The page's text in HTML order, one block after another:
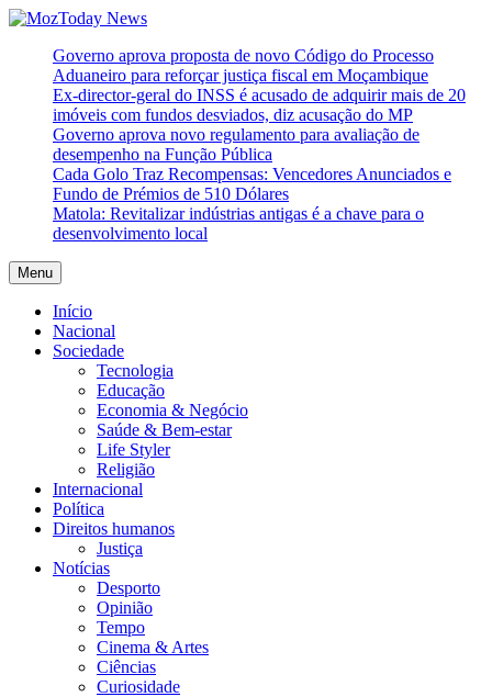
Skip
content
MozToday News
Onde a gente lê.
Governo aprova proposta de novo Código do Processo
Aduaneiro para reforçar justiça fiscal em Moçambique
Ex-director-geral do INSS é acusado de adquirir mais de 20
imóveis com fundos desviados, diz acusação do MP
Governo aprova novo regulamento para avaliação de
desempenho na Função Pública
Cada Golo Traz Recompensas: Vencedores Anunciados e
Fundo de Prémios de 510 Dólares
Matola: Revitalizar indústrias antigas é a chave para o
desenvolvimento local
Menu
Início
Nacional
Sociedade
Tecnologia
Educação
Economia & Negócio
Saúde & Bem-estar
Life Styler
Religião
Internacional
Política
Direitos humanos
Justiça
Notícias
Desporto
Opinião
Tempo
Cinema & Artes
Ciências
Curiosidade